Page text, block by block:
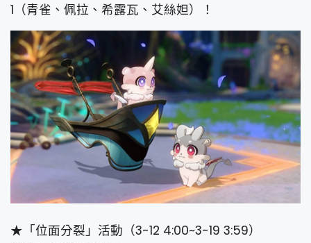
1（青雀、佩拉、希露瓦、艾絲妲）！
★「位面分裂」活動（3-12 4:00~3-19 3:59）